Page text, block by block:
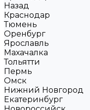
Назад
Краснодар
Тюмень
Оренбург
Ярославль
Махачалка
Тольятти
Пермь
Омск
Нижний Новгород
Екатеринбург